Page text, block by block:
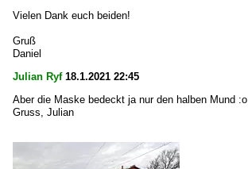
Vielen Dank euch beiden!
Gruß
Daniel
Julian Ryf18.1.2021 22:45
Aber die Maske bedeckt ja nur den halben Mund :o
Gruss, Julian